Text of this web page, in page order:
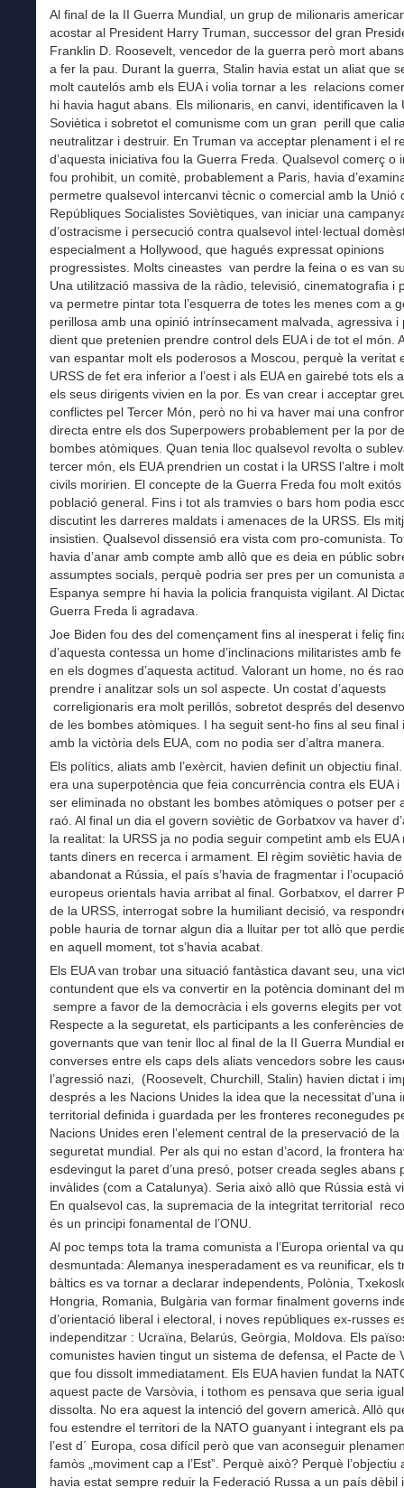
Al final de la II Guerra Mundial, un grup de milionaris
acostar al President Harry Truman, successor del gran
Franklin D. Roosevelt, vencedor de la guerra però mort
a fer la pau. Durant la guerra, Stalin havia estat un aliat que
molt cautelós amb els EUA i volia tornar a les relacions
hi havia hagut abans. Els milionaris, en canvi, identificaven la
Soviètica i sobretot el comunisme com un gran perill que
neutralitzar i destruir. En Truman va acceptar plenament i el
d’aquesta iniciativa fou la Guerra Freda. Qualsevol comerç o
fou prohibit, un comitè, probablement a Paris, havia
permetre qualsevol intercanvi tècnic o comercial amb la Unió
Repúbliques Socialistes Soviètiques, van iniciar una
d’ostracisme i persecució contra qualsevol intel·lectual
especialment a Hollywood, que hagués expressat opinions
progressistes. Molts cineastes van perdre la feina o es van
Una utilització massiva de la ràdio, televisió, cinematografia i
va permetre pintar tota l’esquerra de totes les menes com a
perillosa amb una opinió intrínsecament malvada, agressiva i
dient que pretenien prendre control dels EUA i de tot el món.
van espantar molt els poderosos a Moscou, perquè la veritat
URSS de fet era inferior a l’oest i als EUA en gairebé tots els
els seus dirigents vivien en la por. Es van crear i acceptar
conflictes pel Tercer Món, però no hi va haver mai una
directa entre els dos Superpowers probablement per la por
bombes atòmiques. Quan tenia lloc qualsevol revolta o
tercer món, els EUA prendrien un costat i la URSS l’altre i
civils moririen. El concepte de la Guerra Freda fou molt
població general. Fins i tot als tramvies o bars hom podia
discutint les darreres maldats i amenaces de la URSS. Els
insistien. Qualsevol dissensió era vista com pro-comunista.
havia d’anar amb compte amb allò que es deia en públic
assumptes socials, perquè podria ser pres per un comunista
Espanya sempre hi havia la policia franquista vigilant. Al
Guerra Freda li agradava.
Joe Biden fou des del començament fins al inesperat i feliç
d’aquesta contessa un home d’inclinacions militaristes amb
en els dogmes d’aquesta actitud. Valorant un home, no és
prendre i analitzar sols un sol aspecte. Un costat d’aquests
correligionaris era molt perillós, sobretot després del
de les bombes atòmiques. I ha seguit sent-ho fins al seu final
amb la victòria dels EUA, com no podia ser d’altra manera.
Els polítics, aliats amb l’exèrcit, havien definit un objectiu
era una superpotència que feia concurrència contra els EUA i
ser eliminada no obstant les bombes atòmiques o potser per
raó. Al final un dia el govern soviètic de Gorbatxov va haver
la realitat: la URSS ja no podia seguir competint amb els EUA
tants diners en recerca i armament. El règim soviètic havia
abandonat a Rússia, el país s’havia de fragmentar i
europeus orientals havia arribat al final. Gorbatxov, el darrer
de la URSS, interrogat sobre la humiliant decisió, va
poble hauria de tornar algun dia a lluitar per tot allò que
en aquell moment, tot s’havia acabat.
Els EUA van trobar una situació fantàstica davant seu, una
contundent que els va convertir en la potència dominant del
sempre a favor de la democràcia i els governs elegits per
Respecte a la seguretat, els participants a les conferències de
governants que van tenir lloc al final de la II Guerra Mundial
converses entre els caps dels aliats vencedors sobre les
l’agressió nazi, (Roosevelt, Churchill, Stalin) havien dictat i
després a les Nacions Unides la idea que la necessitat d’una
territorial definida i guardada per les fronteres reconegudes
Nacions Unides eren l’element central de la preservació de la
seguretat mundial. Per als qui no estan d’acord, la frontera
esdevingut la paret d’una presó, potser creada segles abans
invàlides (com a Catalunya). Seria això allò que Rússia està
En qualsevol cas, la supremacia de la integritat territorial
és un principi fonamental de l’ONU.
Al poc temps tota la trama comunista a l’Europa oriental va
desmuntada: Alemanya inesperadament es va reunificar, els
bàltics es va tornar a declarar independents, Polònia,
Hongria, Romania, Bulgària van formar finalment governs
d’orientació liberal i electoral, i noves repúbliques ex-russes
independitzar : Ucraïna, Belarús, Geòrgia, Moldova. Els
comunistes havien tingut un sistema de defensa, el Pacte de
que fou dissolt immediatament. Els EUA havien fundat la
aquest pacte de Varsòvia, i tothom es pensava que seria
dissolta. No era aquest la intenció del govern americà. Allò
fou estendre el territori de la NATO guanyant i integrant els
l’est d´ Europa, cosa difícil però que van aconseguir
famòs „moviment cap a l’Est”. Perquè això? Perquè l’objectiu
havia estat sempre reduir la Federació Russa a un país dèbil